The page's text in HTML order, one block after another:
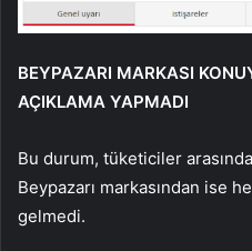
BEYPAZARI MARKASI
AÇIKLAMA YAPMADI
Bu durum, tüketiciler
Beypazarı markasından ise
gelmedi.